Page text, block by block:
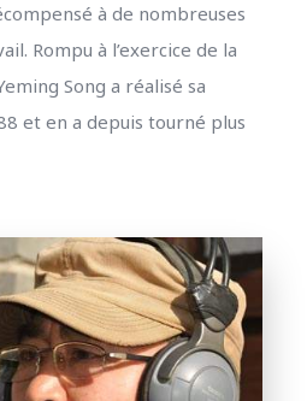
à de nombreuses
Rompu à l’exercice de la
Song a réalisé sa
et en a depuis tourné plus